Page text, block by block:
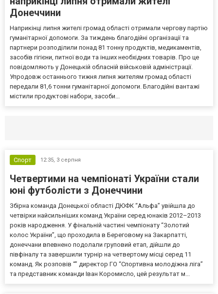
Донеччини
Наприкінці липня жителі громад області отримали чергову партію
гуманітарної допомоги. За тиждень благодійні організації та
партнери розподілили понад 81 тонну продуктів, медикаментів,
засобів гігієни, питної води та інших необхідних товарів. Про це
повідомляють у Донецькій обласній військовій адміністрації.
Упродовж останнього тижня липня жителям громад області
передали 81,6 тонни гуманітарної допомоги. Благодійні вантажі
містили продуктові набори, засоби...
Спорт 12:35, 3 серпня
Четвертими на чемпіонаті України стали
юні футболісти з Донеччини
Збірна команда Донецької області ДЮФК “Альфа” увійшла до
четвірки найсильніших команд України серед юнаків 2012–2013
років народження. У фінальній частині чемпіонату “Золотий
колос України”, що проходила в Береговому на Закарпатті,
донеччани впевнено подолали груповий етап, дійшли до
півфіналу та завершили турнір на четвертому місці серед 11
команд. Як розповів “” директор ГО “Спортивна молодіжна ліга”
та представник команди Іван Коромисло, цей результат м...